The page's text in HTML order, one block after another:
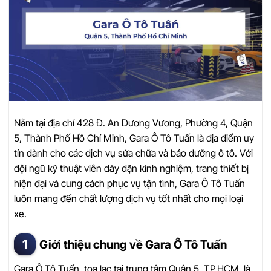
Nằm tại địa chỉ 428 Đ. An Dương Vương, Phường 4, Quận
5, Thành Phố Hồ Chí Minh, Gara Ô Tô Tuấn là địa điểm uy
tín dành cho các dịch vụ sửa chữa và bảo dưỡng ô tô. Với
đội ngũ kỹ thuật viên dày dặn kinh nghiệm, trang thiết bị
hiện đại và cung cách phục vụ tận tình, Gara Ô Tô Tuấn
luôn mang đến chất lượng dịch vụ tốt nhất cho mọi loại
xe.
Giới thiệu chung về Gara Ô Tô Tuấn
Gara Ô Tô Tuấn, tọa lạc tại trung tâm Quận 5, TP.HCM, là